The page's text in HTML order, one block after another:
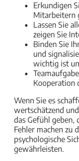
Erkundigen
Mitarbeitern
Lassen Sie
zeigen Sie
Binden Sie
und
wichtig ist
Kooperation
Wenn Sie es
wertschätzend
das Gefühl geben,
Fehler machen zu
psychologische
gewährleisten.